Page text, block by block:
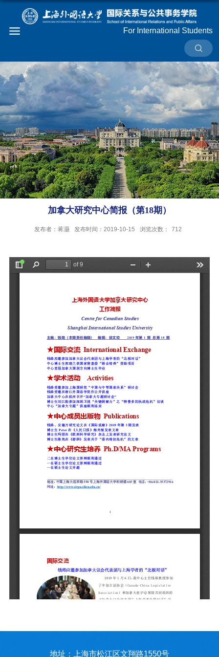
For International Students
加拿大研究中心简报（第18期）
发布者：蒋灏 发布时间：2019-10-15 浏览次数： 712
地址：上海市松江区文翔路1550号